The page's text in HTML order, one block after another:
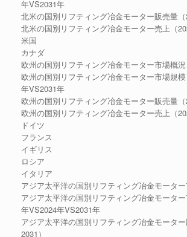
年VS2031年
北米の国別リフティング冶金モーター販売量（
北米の国別リフティング冶金モーター売上（
米国
カナダ
欧州の国別リフティング冶金モーター市場概況
欧州の国別リフティング冶金モーター市場規
年VS2031年
欧州の国別リフティング冶金モーター販売量（
欧州の国別リフティング冶金モーター売上（
ドイツ
フランス
イギリス
ロシア
イタリア
アジア太平洋の国別リフティング冶金モータ
アジア太平洋の国別リフティング冶金モータ
年VS2024年VS2031年
アジア太平洋の国別リフティング冶金モータ
2031）